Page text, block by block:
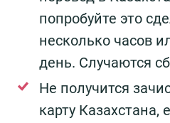
попробуйте это
несколько часов
день. Случаются
Не получится
карту Казахстана,